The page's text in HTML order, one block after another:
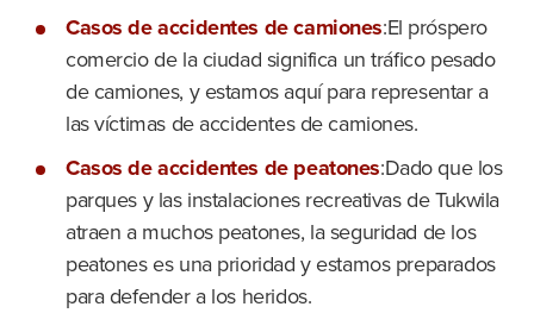
Casos de accidentes de camiones:El próspero
comercio de la ciudad significa un tráfico pesado
de camiones, y estamos aquí para representar a
las víctimas de accidentes de camiones.
Casos de accidentes de peatones:Dado que los
parques y las instalaciones recreativas de Tukwila
atraen a muchos peatones, la seguridad de los
peatones es una prioridad y estamos preparados
para defender a los heridos.